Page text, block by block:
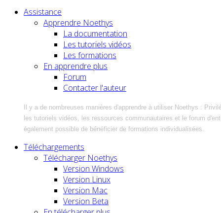
Assistance
Apprendre Noethys
La documentation
Les tutoriels vidéos
Les formations
En apprendre plus
Forum
Contacter l'auteur
Il y a de nombreuses manières d'apprendre à utiliser Noethys :
les tutoriels vidéos, les ressources communautaires et le forum
également possible de bénéficier de formations individualisées.
Téléchargements
Télécharger Noethys
Version Windows
Version Linux
Version Mac
Version Beta